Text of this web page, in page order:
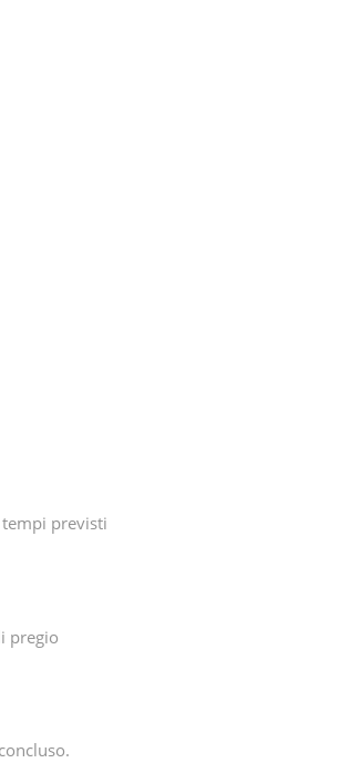
previsti
pregio